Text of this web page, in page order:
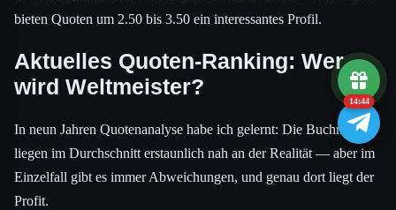
bieten Quoten um 2.50 bis 3.50 ein interessantes Profil.
Aktuelles Quoten-Ranking: Wer
wird Weltmeister?
In neun Jahren Quotenanalyse habe ich gelernt: Die Buchmacher
liegen im Durchschnitt erstaunlich nah an der Realität — aber im
Einzelfall gibt es immer Abweichungen, und genau dort liegt der
Profit.
14:43